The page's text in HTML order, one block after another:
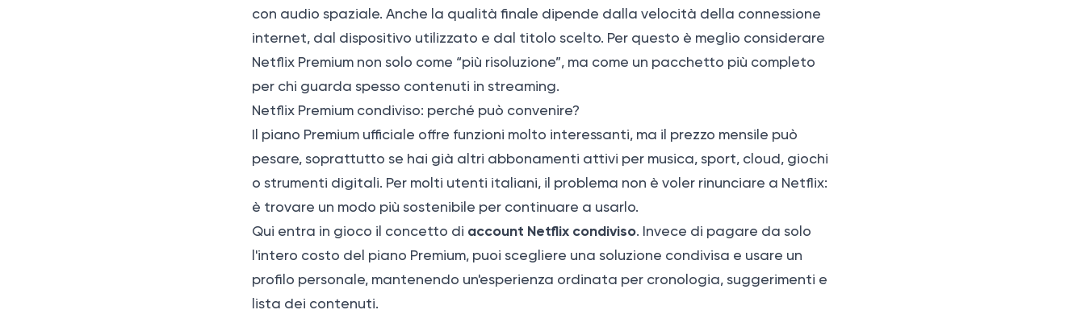
con audio spaziale. Anche la qualità finale dipende dalla velocità della connessione
internet, dal dispositivo utilizzato e dal titolo scelto. Per questo è meglio considerare
Netflix Premium non solo come “più risoluzione”, ma come un pacchetto più completo
per chi guarda spesso contenuti in streaming.
Netflix Premium condiviso: perché può convenire?
Il piano Premium ufficiale offre funzioni molto interessanti, ma il prezzo mensile può
pesare, soprattutto se hai già altri abbonamenti attivi per musica, sport, cloud, giochi
o strumenti digitali. Per molti utenti italiani, il problema non è voler rinunciare a Netflix:
è trovare un modo più sostenibile per continuare a usarlo.
Qui entra in gioco il concetto di account Netflix condiviso. Invece di pagare da solo
l'intero costo del piano Premium, puoi scegliere una soluzione condivisa e usare un
profilo personale, mantenendo un'esperienza ordinata per cronologia, suggerimenti e
lista dei contenuti.